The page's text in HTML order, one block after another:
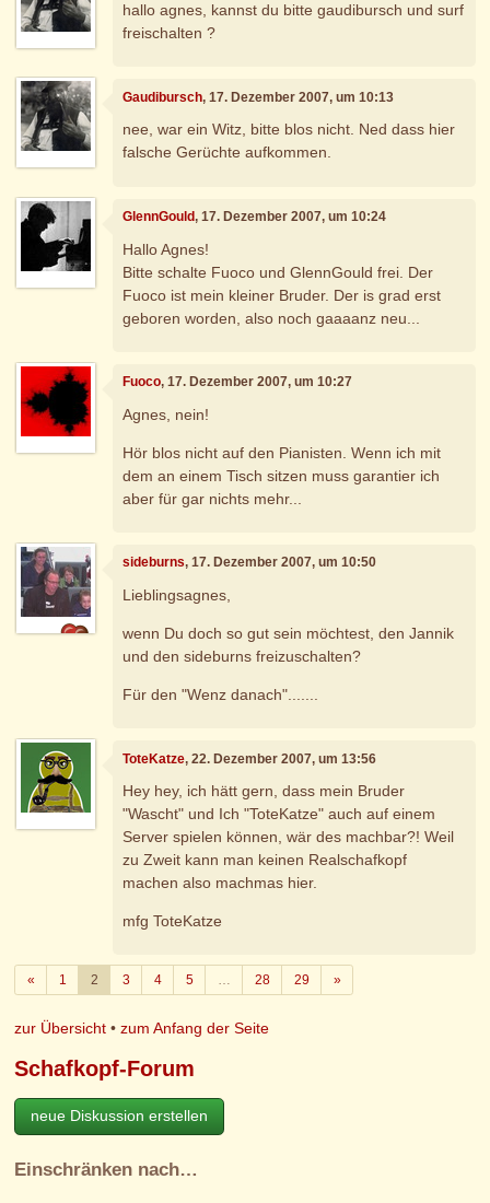
hallo agnes, kannst du bitte gaudibursch und surf
freischalten ?
Gaudibursch, 17. Dezember 2007, um 10:13
nee, war ein Witz, bitte blos nicht. Ned dass hier
falsche Gerüchte aufkommen.
GlennGould, 17. Dezember 2007, um 10:24
Hallo Agnes!
Bitte schalte Fuoco und GlennGould frei. Der
Fuoco ist mein kleiner Bruder. Der is grad erst
geboren worden, also noch gaaaanz neu...
Fuoco, 17. Dezember 2007, um 10:27
Agnes, nein!
Hör blos nicht auf den Pianisten. Wenn ich mit
dem an einem Tisch sitzen muss garantier ich
aber für gar nichts mehr...
sideburns, 17. Dezember 2007, um 10:50
Lieblingsagnes,
wenn Du doch so gut sein möchtest, den Jannik
und den sideburns freizuschalten?
Für den "Wenz danach".......
ToteKatze, 22. Dezember 2007, um 13:56
Hey hey, ich hätt gern, dass mein Bruder
"Wascht" und Ich "ToteKatze" auch auf einem
Server spielen können, wär des machbar?! Weil
zu Zweit kann man keinen Realschafkopf
machen also machmas hier.
mfg ToteKatze
«Zurück
1 2 3 4 5 … 28 29 »Weiter
zur Übersicht •zum Anfang der Seite
Schafkopf-Forum
neue Diskussion erstellen
Einschränken nach…